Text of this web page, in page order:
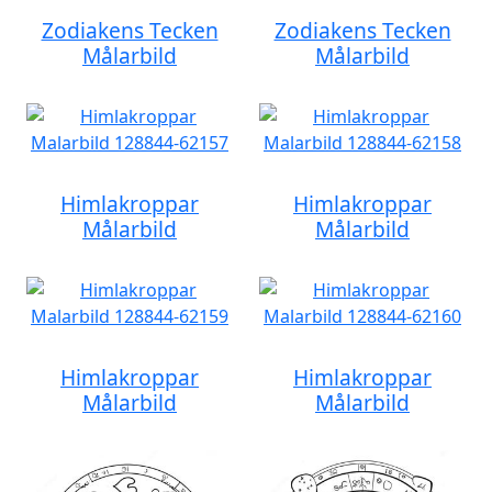
Zodiakens Tecken
Målarbild
Zodiakens Tecken
Målarbild
Himlakroppar
Målarbild
Himlakroppar
Målarbild
Himlakroppar
Målarbild
Himlakroppar
Målarbild